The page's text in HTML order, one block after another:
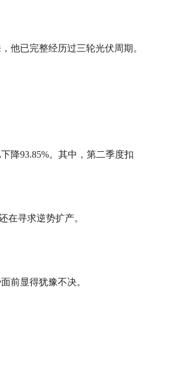
他已完整经历过三轮光伏周期。
降93.85%。其中，第二季度扣
在寻求逆势扩产。
前显得犹豫不决。